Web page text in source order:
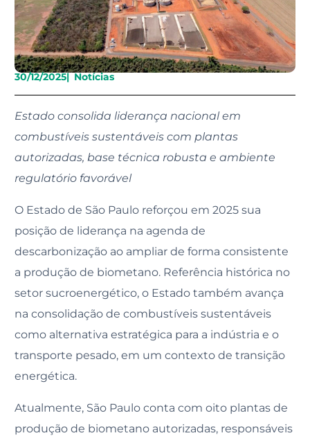
30/12/2025| Notícias
Estado consolida liderança nacional em
combustíveis sustentáveis com plantas
autorizadas, base técnica robusta e ambiente
regulatório favorável
O Estado de São Paulo reforçou em 2025 sua
posição de liderança na agenda de
descarbonização ao ampliar de forma consistente
a produção de biometano. Referência histórica no
setor sucroenergético, o Estado também avança
na consolidação de combustíveis sustentáveis
como alternativa estratégica para a indústria e o
transporte pesado, em um contexto de transição
energética.
Atualmente, São Paulo conta com oito plantas de
produção de biometano autorizadas, responsáveis